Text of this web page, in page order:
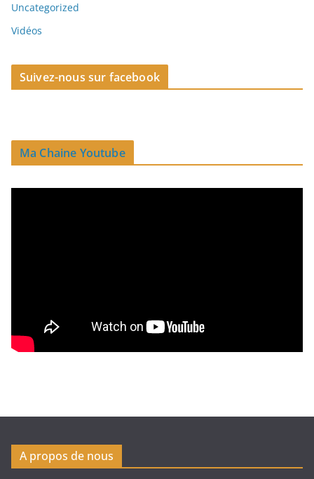
Uncategorized
Vidéos
Suivez-nous sur facebook
Ma Chaine Youtube
A propos de nous